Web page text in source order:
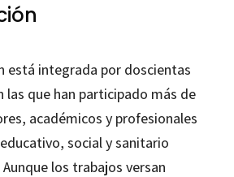
está integrada por doscientas
las que han participado más de
académicos y profesionales
social y sanitario
los trabajos versan